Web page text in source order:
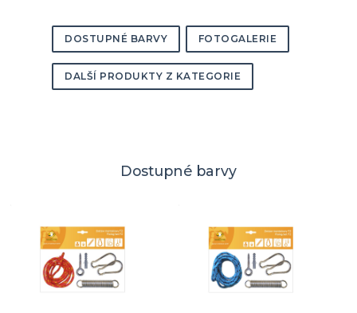
DOSTUPNÉ BARVY FOTOGALERIE
DALŠÍ PRODUKTY Z KATEGORIE
Dostupné barvy